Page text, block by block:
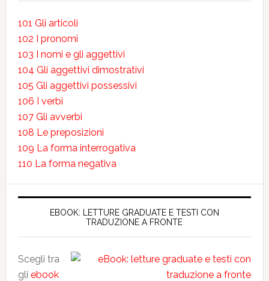
101 Gli articoli
102 I pronomi
103 I nomi e gli aggettivi
104 Gli aggettivi dimostrativi
105 Gli aggettivi possessivi
106 I verbi
107 Gli avverbi
108 Le preposizioni
109 La forma interrogativa
110 La forma negativa
EBOOK: LETTURE GRADUATE E TESTI CON
TRADUZIONE A FRONTE
Scegli tra
gli ebook